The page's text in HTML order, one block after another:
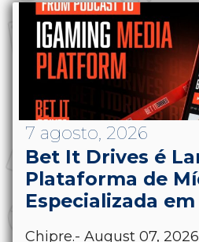
7 agosto, 2026
Bet It Drives é
Plataforma de
Especializada
Chipre.- August 07, 2026